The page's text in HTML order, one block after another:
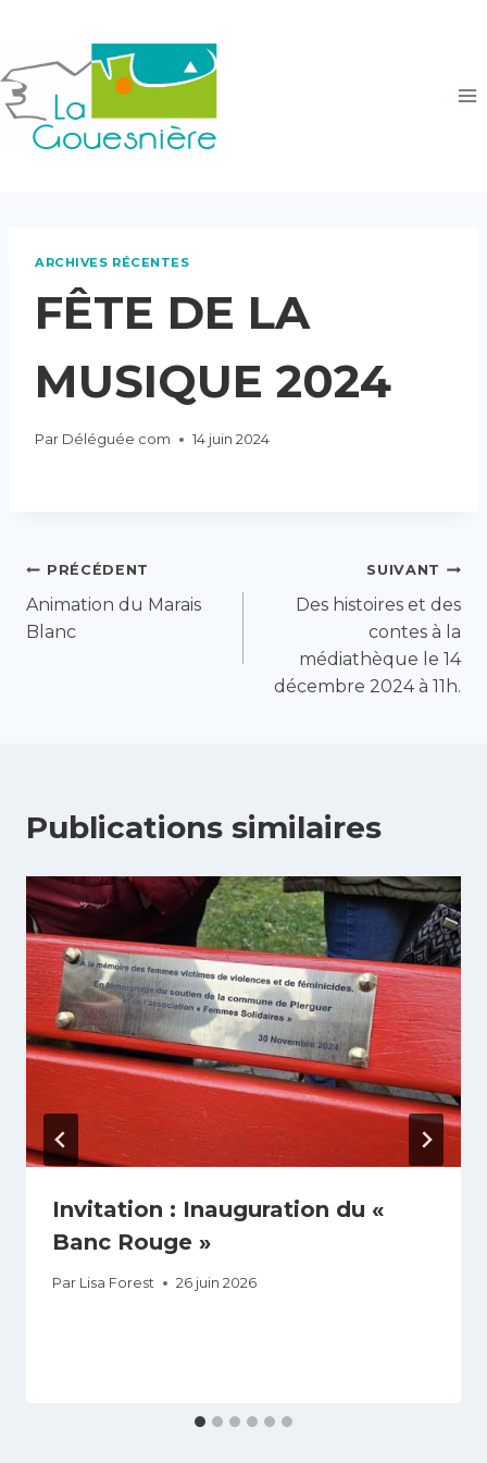
contenu
ARCHIVES RÉCENTES
FÊTE DE LA
MUSIQUE 2024
Par Déléguée com 14 juin 2024
Navigation
de
PRÉCÉDENT
Animation du Marais
Blanc
SUIVANT
Des histoires et des
contes à la
médiathèque le 14
décembre 2024 à 11h.
Publications similaires
Invitation : Inauguration du «
Banc Rouge »
Par Lisa Forest 26 juin 2026